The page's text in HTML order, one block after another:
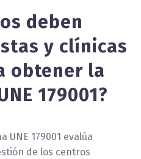
deben
y clínicas
obtener la
179001?
UNE 179001 evalúa
de los centros